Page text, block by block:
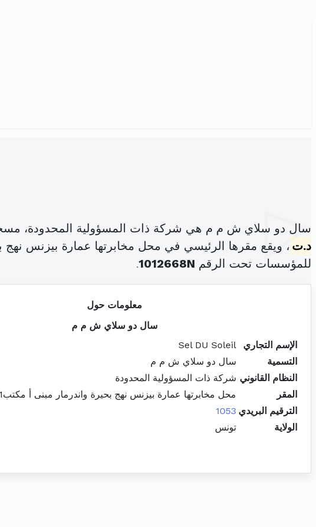
سال دو سلاي ش م م هي شركة ذات المسؤولية المحدودة،
د.ت ، ويقع مقرها الرئيسي في محل مخابرتها عمارة بيزنس نهج بحيرة
للمؤسسات تحت الرقم 1012668N
.
معلومات حول
سال دو سلاي ش م م
الإسم التجاري
Sel DU Soleil
التسمية
سال دو سلاي ش م م
النظام القانوني شركة ذات المسؤولية المحدودة
المقر
محل مخابرتها عمارة بيزنس نهج بحيرة واندرمار مبنى أ مكتب1ام ضفاف البحيرة
الترقيم البريدي 1053
الولاية
تونس